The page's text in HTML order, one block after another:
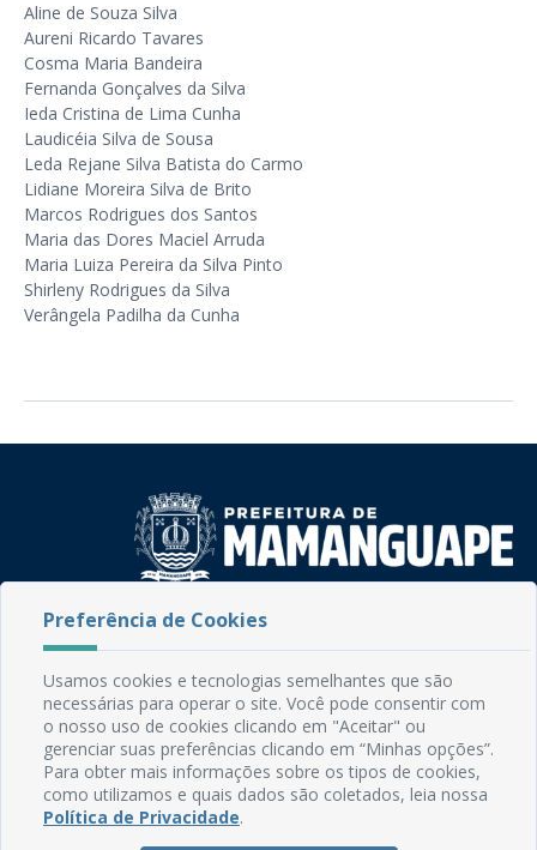
Aline de Souza Silva
Aureni Ricardo Tavares
Cosma Maria Bandeira
Fernanda Gonçalves da Silva
Ieda Cristina de Lima Cunha
Laudicéia Silva de Sousa
Leda Rejane Silva Batista do Carmo
Lidiane Moreira Silva de Brito
Marcos Rodrigues dos Santos
Maria das Dores Maciel Arruda
Maria Luiza Pereira da Silva Pinto
Shirleny Rodrigues da Silva
Verângela Padilha da Cunha
Rua do Imperador, 78, Centro
CEP: 58.280-000 - Mamanguape/PB
Fone: (83) 3292-2246
Email: comunicacao@mamanguape.pb.gov.br
Expediente: Segunda à Sexta, das 08h às 13h
Mapa do Site
Perguntas frequentes
Preferência de Cookies
Usamos cookies e tecnologias semelhantes que são
necessárias para operar o site. Você pode consentir com
o nosso uso de cookies clicando em "Aceitar" ou
gerenciar suas preferências clicando em “Minhas opções”.
Para obter mais informações sobre os tipos de cookies,
como utilizamos e quais dados são coletados, leia nossa
Política de Privacidade.